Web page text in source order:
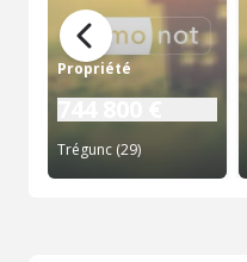
Propriété
744 800 €
Trégunc (29)